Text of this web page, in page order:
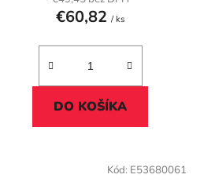
€60,82/ ks
DO KOŠÍKA
Kód: E53680061